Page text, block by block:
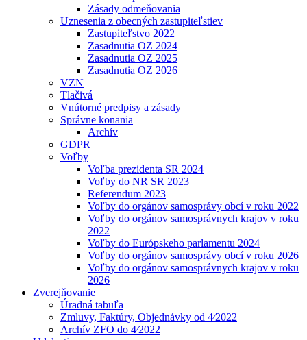
Zásady odmeňovania
Uznesenia z obecných zastupiteľstiev
Zastupiteľstvo 2022
Zasadnutia OZ 2024
Zasadnutia OZ 2025
Zasadnutia OZ 2026
VZN
Tlačivá
Vnútorné predpisy a zásady
Správne konania
Archív
GDPR
Voľby
Voľba prezidenta SR 2024
Voľby do NR SR 2023
Referendum 2023
Voľby do orgánov samosprávy obcí v roku 2022
Voľby do orgánov samosprávnych krajov v roku
2022
Voľby do Európskeho parlamentu 2024
Voľby do orgánov samosprávy obcí v roku 2026
Voľby do orgánov samosprávnych krajov v roku
2026
Zverejňovanie
Úradná tabuľa
Zmluvy, Faktúry, Objednávky od 4⁄2022
Archív ZFO do 4⁄2022